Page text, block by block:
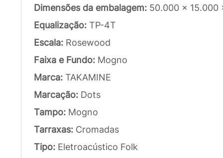
Dimensões da embalagem: 50.000 x 15.000
Equalização: TP-4T
Escala: Rosewood
Faixa e Fundo: Mogno
Marca: TAKAMINE
Marcação: Dots
Tampo: Mogno
Tarraxas: Cromadas
Tipo: Eletroacústico Folk